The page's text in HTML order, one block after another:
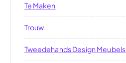
Te Maken
Trouw
Tweedehands Design Meubels